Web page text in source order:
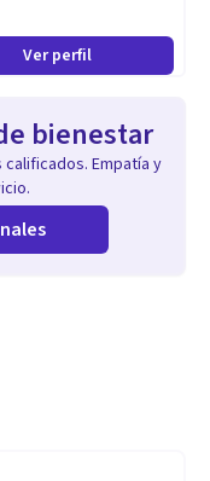
Ver perfil
bienestar
Empatía y